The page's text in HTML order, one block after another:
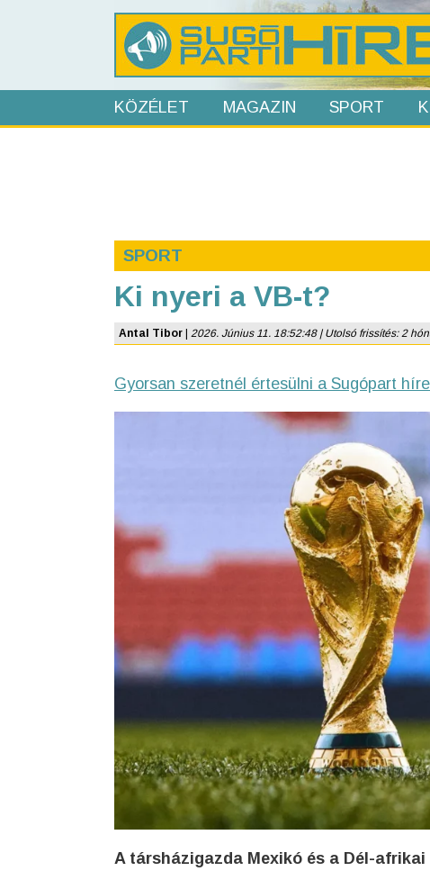
KÖZÉLET MAGAZIN SPORT
SPORT
Ki nyeri a VB-t?
Antal Tibor 2026. Június 11. 18:52:48 | Utolsó frissítés: 2
Gyorsan szeretnél értesülni a Sugópart
A társházigazda Mexikó és a Dél-